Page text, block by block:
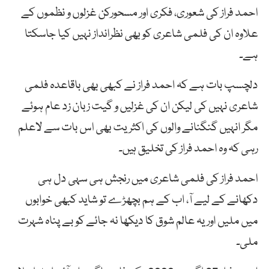
احمد فراز کی شعوری، فکری اور مسحورکن غزلوں و نظموں کے
علاوہ ان کی فلمی شاعری کو بھی نظرانداز نہیں کیا جاسکتا
ہے۔
دلچسپ بات ہے کہ احمد فراز نے کبھی بھی باقاعدہ فلمی
شاعری نہیں کی لیکن ان کی غزلیں و گیت زبان زد عام ہوئے
مگر انہیں گنگنانے والوں کی اکثریت بھی اس بات سے لاعلم
رہی کہ وہ احمد فراز کی تخلیق ہیں۔
احمد فراز کی فلمی شاعری میں رنجش ہی سہی دل ہی
دکھانے کے لیے آ، اب کے ہم بچھڑے تو شاید کبھی خوابوں
میں ملیں اور یہ عالم شوق کا دیکھا نہ جائے کو بے پناہ شہرت
ملی۔